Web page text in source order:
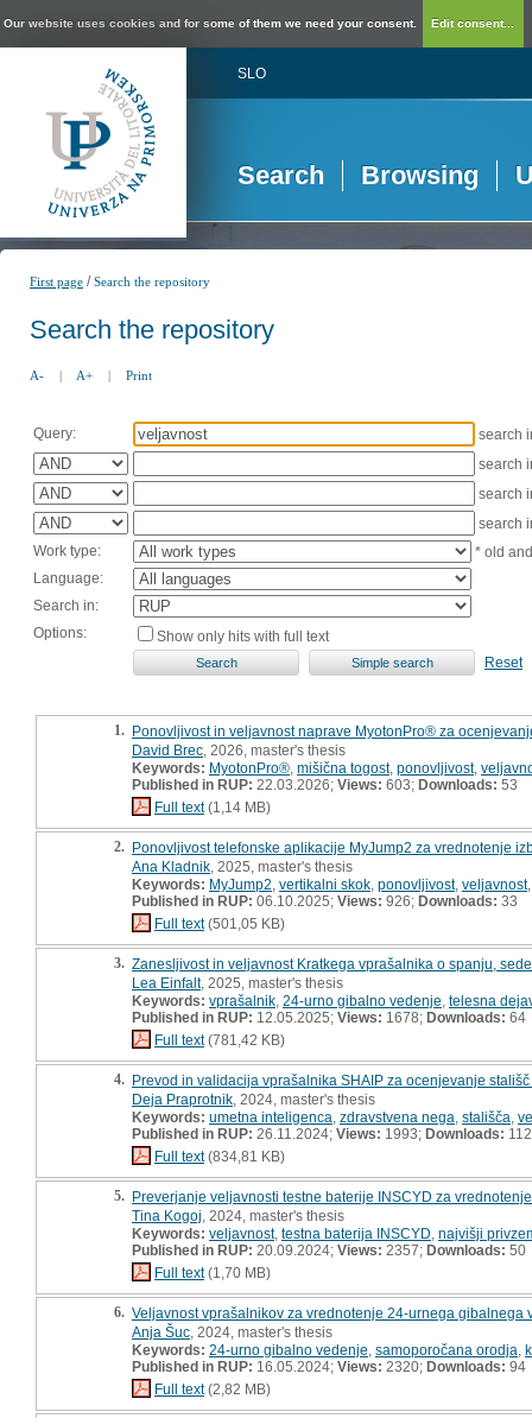
Our website uses cookies and for some of them we need your consent. Edit consent...
SLO
Search Browsing
First page /Search the repository
Search the repository
A- | A+ | Print
Query:
search
search
search
search
Work type:
* old
Language:
Search in:
Options:
Show only hits with full text
Reset
1. Ponovljivost in veljavnost naprave MyotonPro® za
David Brec , 2026, master's thesis
Keywords: MyotonPro® mišična togost, ponovljivost,
Published in RUP: 22.03.2026; Views: 603; Downloads: 53
Full text(1,14 MB)
2. Ponovljivost telefonske aplikacije MyJump2 za vrednotenje
Ana Kladnik , 2025, master's thesis
Keywords: MyJump2 vertikalni skok ponovljivost, veljavnost
Published in RUP: 06.10.2025; Views: 926; Downloads: 33
Full text(501,05 KB)
3. Zanesljivost in veljavnost Kratkega vprašalnika o spanju,
Lea Einfalt, 2025, master's thesis
Keywords: vprašalnik 24-urno gibalno vedenje telesna
Published in RUP: 12.05.2025; Views: 1678; Downloads: 64
Full text(781,42 KB)
4. Prevod in validacija vprašalnika SHAIP za ocenjevanje
Deja Praprotnik , 2024, master's thesis
Keywords: umetna inteligenca zdravstvena nega stališča
Published in RUP: 26.11.2024; Views: 1993; Downloads: 112
Full text(834,81 KB)
5. Preverjanje veljavnosti testne baterije INSCYD za
Tina Kogoj , 2024, master's thesis
Keywords: veljavnost, testna baterija INSCYD najvišji
Published in RUP: 20.09.2024; Views: 2357; Downloads: 50
Full text(1,70 MB)
6. Veljavnost vprašalnikov za vrednotenje 24-urnega gibalnega
Anja Šuc , 2024, master's thesis
Keywords: 24-urno gibalno vedenje samoporočana orodja
Published in RUP: 16.05.2024; Views: 2320; Downloads: 94
Full text(2,82 MB)